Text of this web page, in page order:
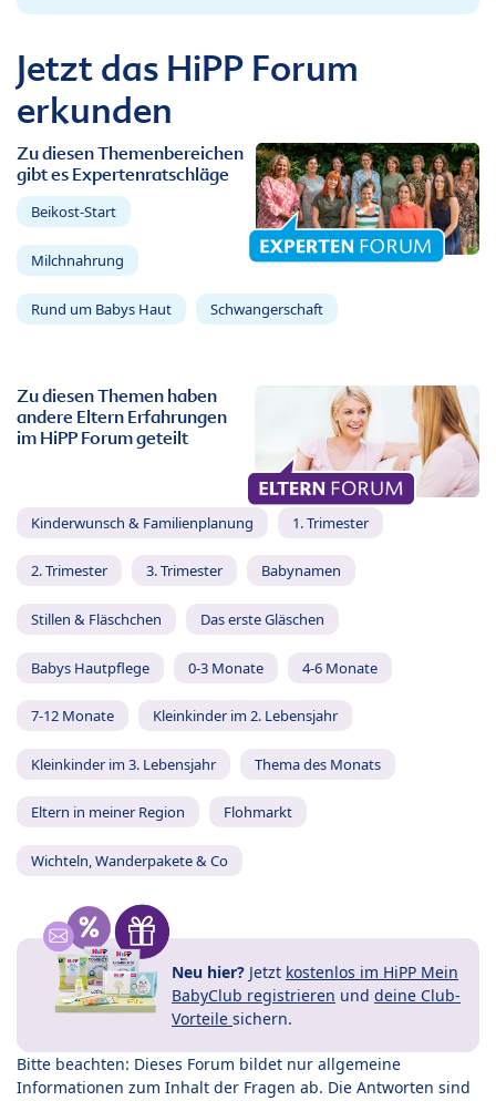
Jetzt das HiPP Forum
erkunden
Zu diesen Themenbereichen
gibt es Expertenratschläge
Beikost-Start
Milchnahrung
Rund um Babys Haut Schwangerschaft
Zu diesen Themen haben
andere Eltern Erfahrungen
im HiPP Forum geteilt
Kinderwunsch & Familienplanung 1. Trimester
2. Trimester 3. Trimester Babynamen
Stillen & Fläschchen Das erste Gläschen
Babys Hautpflege 0-3 Monate 4-6 Monate
7-12 Monate Kleinkinder im 2. Lebensjahr
Kleinkinder im 3. Lebensjahr Thema des Monats
Eltern in meiner Region Flohmarkt
Wichteln, Wanderpakete & Co
Neu hier? Jetzt kostenlos im HiPP Mein
BabyClub registrieren und deine Club-
Vorteile sichern.
Bitte beachten: Dieses Forum bildet nur allgemeine
Informationen zum Inhalt der Fragen ab. Die Antworten sind